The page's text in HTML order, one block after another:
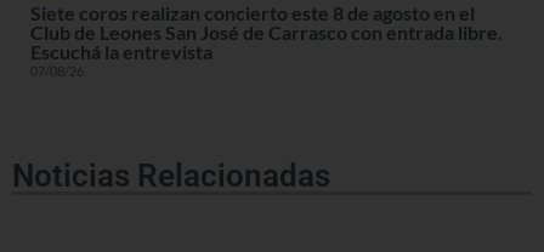
Siete coros realizan concierto este 8 de agosto en el
Club de Leones San José de Carrasco con entrada libre.
Escuchá la entrevista
07/08/26
Noticias Relacionadas